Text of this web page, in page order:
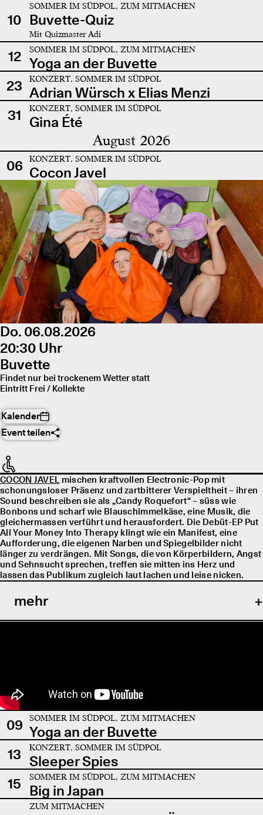
10
SOMMER IM SÜDPOL, ZUM MITMACHEN
Buvette-Quiz
Mit Quizmaster Adi
12 SOMMER IM SÜDPOL, ZUM MITMACHEN
Yoga an der Buvette
23
KONZERT, SOMMER IM SÜDPOL
Adrian Würsch x Elias Menzi
31
KONZERT, SOMMER IM SÜDPOL
Gina Été
August 2026
06 KONZERT, SOMMER IM SÜDPOL
Cocon Javel
Do. 06.08.2026
20:30 Uhr
Buvette
Findet nur bei trockenem Wetter statt
Eintritt Frei / Kollekte
Kalender
Event teilen
COCON JAVELmischen kraftvollen Electronic-Pop mit
schonungsloser Präsenz und zartbitterer Verspieltheit – ihren
Sound beschreiben sie als „Candy Roquefort“ – süss wie
Bonbons und scharf wie Blauschimmelkäse, eine Musik, die
gleichermassen verführt und herausfordert. Die Debüt-EP Put
All Your Money Into Therapy klingt wie ein Manifest, eine
Aufforderung, die eigenen Narben und Spiegelbilder nicht
länger zu verdrängen. Mit Songs, die von Körperbildern, Angst
und Sehnsucht sprechen, treffen sie mitten ins Herz und
lassen das Publikum zugleich laut lachen und leise nicken.
mehr
09 SOMMER IM SÜDPOL, ZUM MITMACHEN
Yoga an der Buvette
13
KONZERT, SOMMER IM SÜDPOL
Sleeper Spies
15
SOMMER IM SÜDPOL, ZUM MITMACHEN
Big in Japan
ZUM MITMACHEN